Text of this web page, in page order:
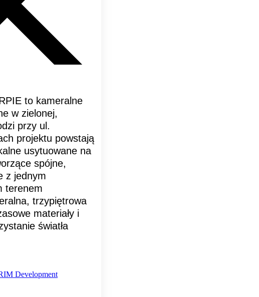
to kameralne
w zielonej,
przy ul.
projektu powstają
usytuowane na
spójne,
z jednym
terenem
trzypiętrowa
materiały i
światła
Development